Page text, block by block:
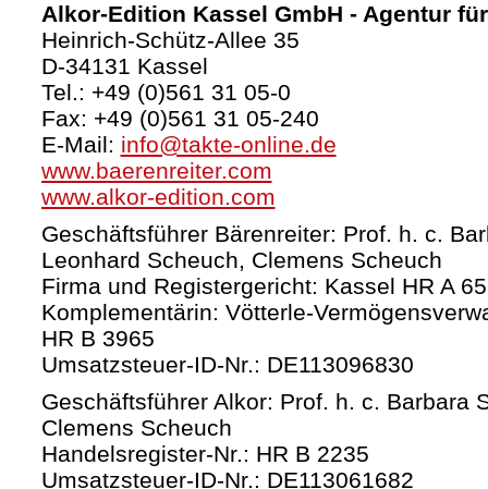
Alkor-Edition Kassel GmbH - Agentur
Heinrich-Schütz-Allee 35
D-34131 Kassel
Tel.: +49 (0)561 31 05-0
Fax: +49 (0)561 31 05-240
E-Mail: info@takte-online.de
www.baerenreiter.com
www.alkor-edition.com
Geschäftsführer Bärenreiter: Prof. h. c.
Leonhard Scheuch, Clemens Scheuch
Firma und Registergericht: Kassel HR A
Komplementärin: Vötterle-
HR B 3965
Umsatzsteuer-ID-Nr.: DE113096830
Geschäftsführer Alkor: Prof. h. c. Barbara
Clemens Scheuch
Handelsregister-Nr.: HR B 2235
Umsatzsteuer-ID-Nr.: DE113061682